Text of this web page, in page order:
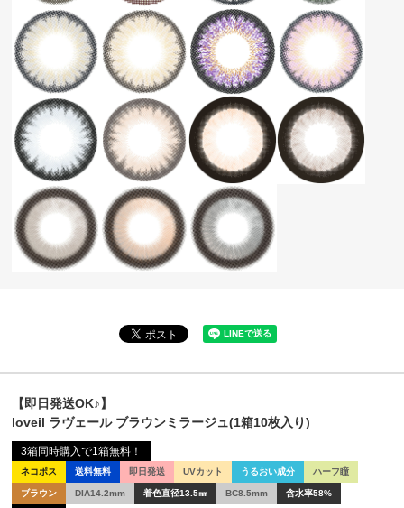
【即日発送OK♪】
loveil ラヴェール ブラウンミラージュ(1箱10枚入り)
ネコポス 送料無料 即日発送 UVカット うるおい成分 ハーフ瞳
ブラウン DIA14.2mm 着色直径13.5㎜ BC8.5mm 含水率58%
3箱同時購入で1箱無料！